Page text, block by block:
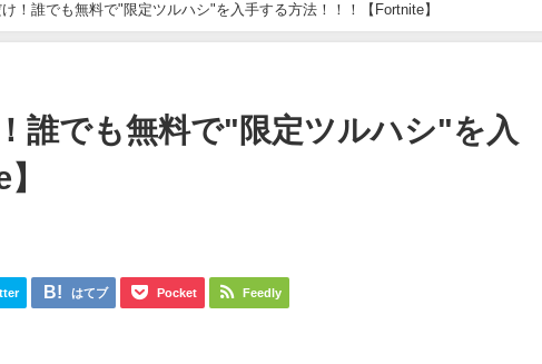
！誰でも無料で"限定ツルハシ"を入手する方法！！！【Fortnite】
誰でも無料で"限定ツルハシ"を入
はてブ Pocket Feedly